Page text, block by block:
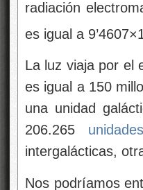
radiación
es igual a
La luz viaja por el
es igual a 150
una unidad
206.265
intergalácticas,
Nos podríamos